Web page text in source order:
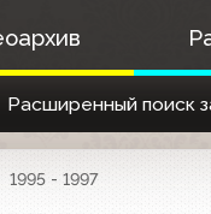
Расширенный поиск
1995 - 1997